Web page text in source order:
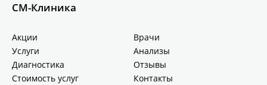
СМ-Клиника
Акции
Врачи
Услуги
Анализы
Диагностика
Отзывы
Стоимость услуг
Контакты